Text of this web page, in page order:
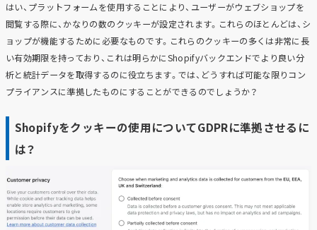
はい、プラットフォームを使用することにより、ユーザーがウェブショップを
閲覧する際に、かなりの数のクッキーが設定されます。これらのほとんどは、シ
ョップが機能するために必要なものです。これらのクッキーの多くは非常に長
い有効期限を持っており、これは明らかにShopifyバックエンドでより良い分
析と統計データを取得するのに役立ちます。では、どうすれば可能な限りコン
プライアンスに準拠したものにすることができるのでしょうか？
Shopifyをクッキーの使用についてGDPRに準拠させるに
は？